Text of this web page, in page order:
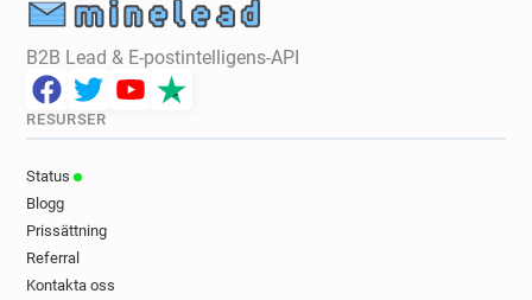
B2B Lead & E-postintelligens-API
RESURSER
Status
Blogg
Prissättning
Referral
Kontakta oss